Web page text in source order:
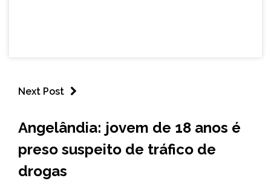
Next Post
MINAS
GERAIS
Angelândia: jovem de 18 anos é
preso suspeito de tráfico de
drogas